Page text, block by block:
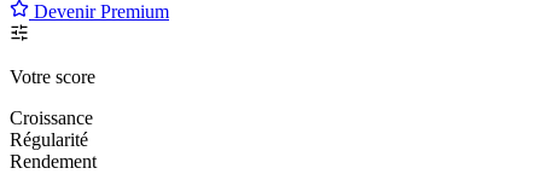
Devenir Premium
Votre score
Croissance
Régularité
Rendement